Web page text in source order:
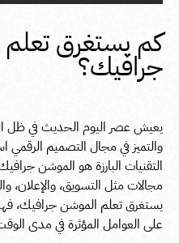
كم يستغرق
جرافيك؟
يعيش عصر اليوم الحديث في ظل
والتميز في مجال التصميم
التقنيات البارزة هو الموشن
مجالات مثل التسويق، والإعلان،
يستغرق تعلم الموشن جرافيك،
على العوامل المؤثرة في مدى